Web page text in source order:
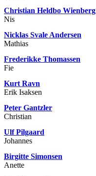
Christian Heldbo Wienberg
Nis
Nicklas Svale Andersen
Mathias
Frederikke Thomassen
Fie
Kurt Ravn
Erik Isaksen
Peter Gantzler
Christian
Ulf Pilgaard
Johannes
Birgitte Simonsen
Anette